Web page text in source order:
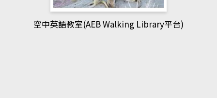
網管人(kono平台)